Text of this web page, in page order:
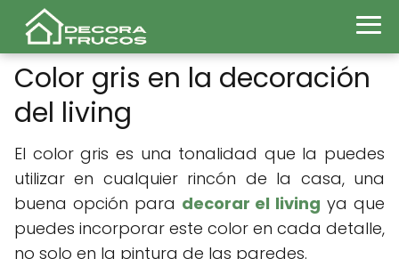
Color gris en la decoración
del living
El color gris es una tonalidad que la puedes
utilizar en cualquier rincón de la casa, una
buena opción para decorar el living ya que
puedes incorporar este color en cada detalle,
no solo en la pintura de las paredes.